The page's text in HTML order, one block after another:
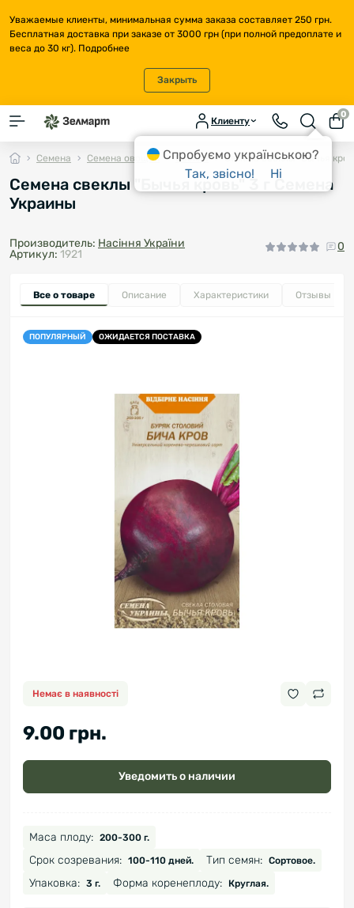
Уважаемые клиенты, минимальная сумма заказа составляет 250 грн.
Бесплатная доставка при заказе от 3000 грн (при полной предоплате и
веса до 30 кг). Подробнее
Закрыть
Клиенту
0
Семена Семена овощей Свекла Семена свеклы "Бычья
Семена свеклы "Бычья кровь" 3 г Семена
Украины
Производитель: Насіння України
Артикул: 1921
0
Все о товаре Описание Характеристики Отзывы
ПОПУЛЯРНЫЙ ОЖИДАЕТСЯ ПОСТАВКА
Немає в наявності
9.00 грн.
Уведомить о наличии
Маса плоду: 200-300 г.
Срок созревания: 100-110 дней. Тип семян: Сортовое.
Упаковка: 3 г. Форма коренеплоду: Круглая.
Спробуємо українською?
Так, звісно!
Ні